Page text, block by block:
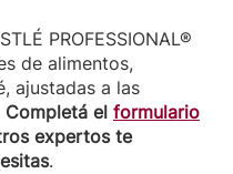
PROFESSIONAL®
de alimentos,
ajustadas a las
Completá el formulario
expertos te
.